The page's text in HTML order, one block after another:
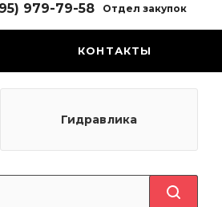
979-79-58 Отдел закупок
КОНТАКТЫ
Гидравлика